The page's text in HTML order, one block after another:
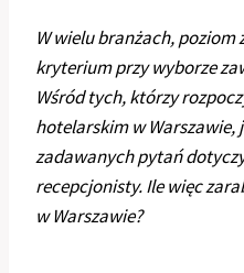
W wielu branżach,
kryterium przy wyborze
Wśród tych, którzy
hotelarskim w Warszawie,
zadawanych pytań
recepcjonisty. Ile więc
w Warszawie?